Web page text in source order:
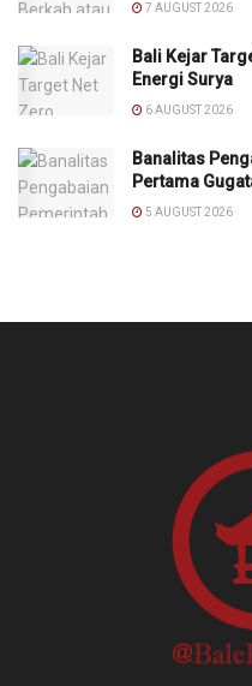
7 AUGUST 2026
Bali Kejar
Energi Surya
6 AUGUST 2026
Banalitas
Pertama
5 AUGUST 2026